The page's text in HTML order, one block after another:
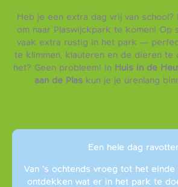
Heb je een extra dag vrij van school?
om naar Plaswijckpark te komen! Op
vaak extra rustig in het park —
te klimmen, klauteren en de dieren te
het? Geen probleem! In Huis in de
aan de Plaskun je je úrenlang
Een hele dag
Van ’s ochtends vroeg tot het einde
ontdekken wat er in het park te